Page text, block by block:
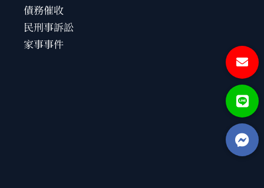
債務催收
民刑事訴訟
家事事件